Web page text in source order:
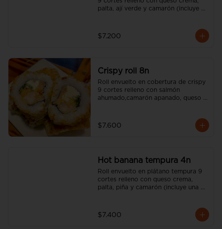
palta, ají verde y camarón (incluye
$7.200
Crispy roll 8n
Roll envuelto en cobertura de crispy
9 cortes relleno con salmón
ahumado,camarón apanado, queso
$7.600
Hot banana tempura 4n
Roll envuelto en plátano tempura 9
cortes relleno con queso crema,
palta, piña y camarón (incluye una
$7.400